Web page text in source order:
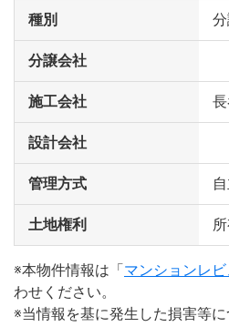
種別
分譲会社
施工会社
設計会社
管理方式
土地権利
※本物件情報は「 マンションレビ
わせください。
※当情報を基に発生した損害等